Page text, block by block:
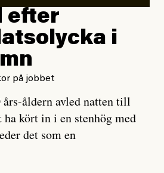
en röd, grön och oberoende
som jag hoppas kan förtydliga
McGowan och andra hur jag
Dagens ETC:s uppdrag och
bod.
rätt och sant,
klarare än
hjälpte en tant.
efter
i
på jobbet
åldern avled natten till
ha kört in i en stenhög med
det som en